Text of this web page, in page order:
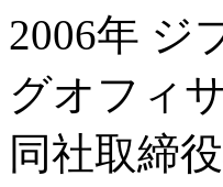
2006年 ジ
グオフィ
同社取締